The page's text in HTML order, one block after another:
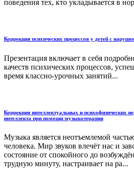
поведения тех, кто укладывается в
Коррекция психических процессов у детей с
Презентация включает в себя
качеств психических процессов,
время классно-урочных занятий...
Коррекция интеллектуальных и психофизических
интеллекта при помощи музыкотерапии
Музыка является неотъемлемой
человека. Мир звуков влечёт нас и
состояние от спокойного до
трудную минуту, настраивает на ра...